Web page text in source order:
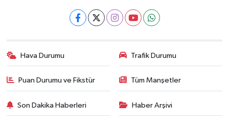
Hava Durumu Trafik Durumu
Puan Durumu ve Fikstür Tüm Manşetler
Son Dakika Haberleri Haber Arşivi